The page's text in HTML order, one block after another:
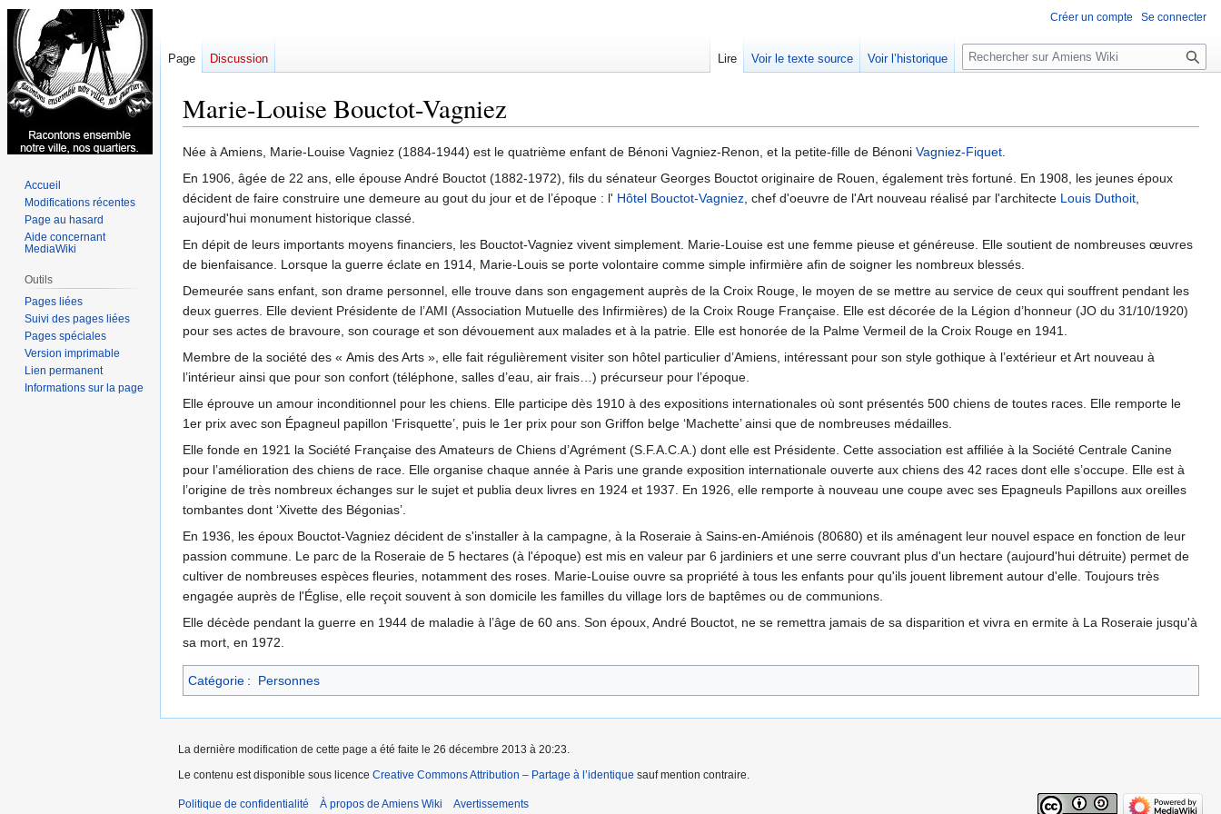
Marie-Louise Bouctot-Vagniez
Aller
à
la
navigation
Aller
à
la
recherche
Née à Amiens, Marie-Louise Vagniez (1884-1944) est le quatrième enfant de Bénoni Vagniez-Renon, et la petite-fille de Bénoni Vagniez-Fiquet.
En 1906, âgée de 22 ans, elle épouse André Bouctot (1882-1972), fils du sénateur Georges Bouctot originaire de Rouen, également très fortuné. En 1908, les jeunes époux
décident de faire construire une demeure au gout du jour et de l’époque : l' Hôtel Bouctot-Vagniez, chef d'oeuvre de l'Art nouveau réalisé par l'architecte Louis Duthoit,
aujourd'hui monument historique classé.
En dépit de leurs importants moyens financiers, les Bouctot-Vagniez vivent simplement. Marie-Louise est une femme pieuse et généreuse. Elle soutient de nombreuses œuvres
de bienfaisance. Lorsque la guerre éclate en 1914, Marie-Louis se porte volontaire comme simple infirmière afin de soigner les nombreux blessés.
Demeurée sans enfant, son drame personnel, elle trouve dans son engagement auprès de la Croix Rouge, le moyen de se mettre au service de ceux qui souffrent pendant les
deux guerres. Elle devient Présidente de l’AMI (Association Mutuelle des Infirmières) de la Croix Rouge Française. Elle est décorée de la Légion d’honneur (JO du 31/10/1920)
pour ses actes de bravoure, son courage et son dévouement aux malades et à la patrie. Elle est honorée de la Palme Vermeil de la Croix Rouge en 1941.
Membre de la société des « Amis des Arts », elle fait régulièrement visiter son hôtel particulier d’Amiens, intéressant pour son style gothique à l’extérieur et Art nouveau à
l’intérieur ainsi que pour son confort (téléphone, salles d’eau, air frais…) précurseur pour l’époque.
Elle éprouve un amour inconditionnel pour les chiens. Elle participe dès 1910 à des expositions internationales où sont présentés 500 chiens de toutes races. Elle remporte le
1er prix avec son Épagneul papillon ‘Frisquette’, puis le 1er prix pour son Griffon belge ‘Machette’ ainsi que de nombreuses médailles.
Elle fonde en 1921 la Société Française des Amateurs de Chiens d’Agrément (S.F.A.C.A.) dont elle est Présidente. Cette association est affiliée à la Société Centrale Canine
pour l’amélioration des chiens de race. Elle organise chaque année à Paris une grande exposition internationale ouverte aux chiens des 42 races dont elle s’occupe. Elle est à
l’origine de très nombreux échanges sur le sujet et publia deux livres en 1924 et 1937. En 1926, elle remporte à nouveau une coupe avec ses Epagneuls Papillons aux oreilles
tombantes dont ‘Xivette des Bégonias’.
En 1936, les époux Bouctot-Vagniez décident de s'installer à la campagne, à la Roseraie à Sains-en-Amiénois (80680) et ils aménagent leur nouvel espace en fonction de leur
passion commune. Le parc de la Roseraie de 5 hectares (à l'époque) est mis en valeur par 6 jardiniers et une serre couvrant plus d'un hectare (aujourd'hui détruite) permet de
cultiver de nombreuses espèces fleuries, notamment des roses. Marie-Louise ouvre sa propriété à tous les enfants pour qu'ils jouent librement autour d'elle. Toujours très
engagée auprès de l'Église, elle reçoit souvent à son domicile les familles du village lors de baptêmes ou de communions.
Elle décède pendant la guerre en 1944 de maladie à l’âge de 60 ans. Son époux, André Bouctot, ne se remettra jamais de sa disparition et vivra en ermite à La Roseraie jusqu'à
sa mort, en 1972.
Catégorie : Personnes
Créer un compte Se connecter
Page Discussion Lire Voir le texte source Voir l’historique
Rechercher
Accueil
Modifications récentes
Page au hasard
Aide concernant
MediaWiki
Outils
Pages liées
Suivi des pages liées
Pages spéciales
Version imprimable
Lien permanent
Informations sur la page
La dernière modification de cette page a été faite le 26 décembre 2013 à 20:23.
Le contenu est disponible sous licence Creative Commons Attribution – Partage à l’identique sauf mention contraire.
Politique de confidentialité À propos de Amiens Wiki Avertissements